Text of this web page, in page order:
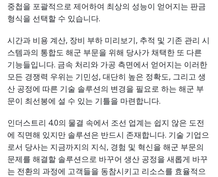
중첩을 포괄적으로 제어하여 최상의 성능이 얻어지는 판금
형식을 선택할 수 있습니다.
시간과 비용 계산, 장비 부하 미리보기, 추적 및 기존 관리 시
스템과의 통합도 해군 부문을 위해 당사가 채택한 또 다른
기능들입니다. 금속 처리와 가공 측면에서 얻어지는 이러한
모든 경쟁력 우위는 기민성, 대단히 높은 정확도, 그리고 생
산 공정에 따른 기술 솔루션의 변경을 필요로 하는 해군 부
문이 최선봉에 설 수 있는 기틀을 마련합니다.
인더스트리 4.0의 물결 속에서 조선 업계는 쉽지 않은 도전
에 직면해 있지만 솔루션은 반드시 존재합니다. 기술 기업으
로서 당사는 지금까지의 지식, 경험 및 혁신을 해군 부문의
문제를 해결할 솔루션으로 바꾸어 생산 공정을 새롭게 바꾸
는 전환의 과정에 고객들을 동참시키고 리소스를 효율적으